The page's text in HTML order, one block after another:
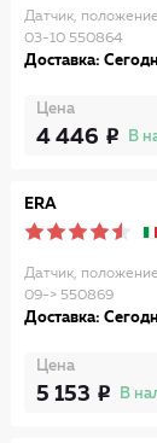
Датчик,
03-10 550864
Доставка:
Цена
4 446 В
ERA
Датчик,
09-> 550869
Доставка:
Цена
5 153 В